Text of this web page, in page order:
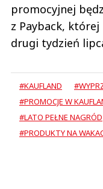
promocyjnej
z Payback,
drugi tydzień
#KAUFLAND
#PROMOCJE W
#LATO PEŁNE NAGRÓD
#PRODUKTY NA